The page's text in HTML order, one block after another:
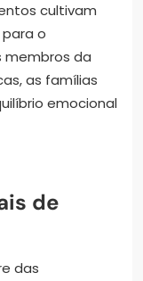
cultivam
o
membros da
as famílias
emocional
de
das